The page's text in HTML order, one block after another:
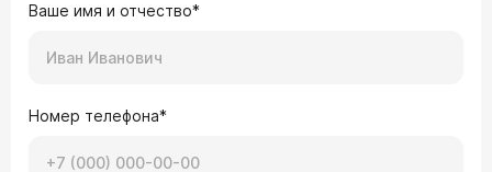
Ваше имя и отчество*
Номер телефона*